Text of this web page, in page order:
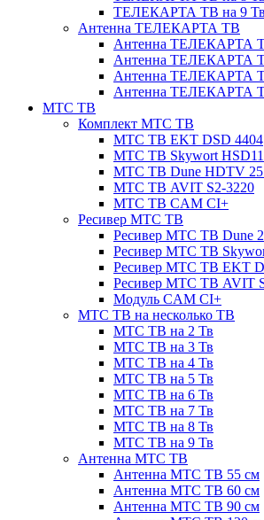
ТЕЛЕКАРТА ТВ на 9 Тв
Антенна ТЕЛЕКАРТА ТВ
Антенна ТЕЛЕКАРТА
Антенна ТЕЛЕКАРТА
Антенна ТЕЛЕКАРТА
Антенна ТЕЛЕКАРТА
МТС ТВ
Комплект МТС ТВ
МТС ТВ EKT DSD 4404
МТС ТВ Skywort HSD11
МТС ТВ Dune HDTV
МТС ТВ AVIT S2-3220
МТС ТВ CAM CI+
Ресивер МТС ТВ
Ресивер МТС ТВ Dune
Ресивер МТС ТВ
Ресивер МТС ТВ EKT
Ресивер МТС ТВ AVIT
Модуль CAM CI+
МТС ТВ на несколько ТВ
МТС ТВ на 2 Тв
МТС ТВ на 3 Тв
МТС ТВ на 4 Тв
МТС ТВ на 5 Тв
МТС ТВ на 6 Тв
МТС ТВ на 7 Тв
МТС ТВ на 8 Тв
МТС ТВ на 9 Тв
Антенна МТС ТВ
Антенна МТС ТВ 55 см
Антенна МТС ТВ 60 см
Антенна МТС ТВ 90 см